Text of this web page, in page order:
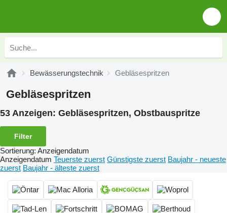
Bewässerungstechnik Gebläsespritzen
Gebläsespritzen
53 Anzeigen: Gebläsespritzen, Obstbauspritze
Filter
Sortierung: Anzeigendatum
Anzeigendatum Teuerste zuerst Günstigste zuerst Baujahr - neueste
zuerst Baujahr - älteste zuerst